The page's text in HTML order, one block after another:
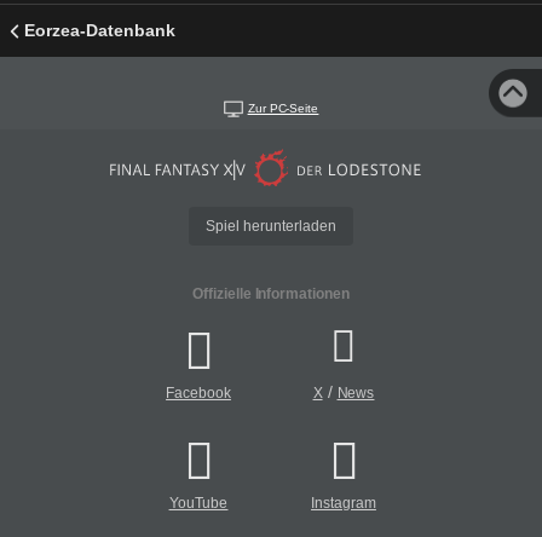
Eorzea-Datenbank
Zur PC-Seite
Spiel herunterladen
Offizielle Informationen
Facebook X/ News
YouTube Instagram